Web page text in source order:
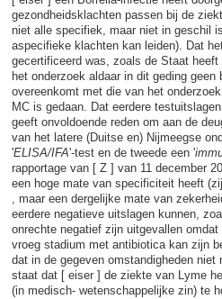
gezondheidsklachten passen bij de
niet alle specifiek, maar niet in geschil
aspecifieke klachten kan leiden). Dat
gecertificeerd was, zoals de Staat
het onderzoek aldaar in dit geding
overeenkomt met die van het
MC is gedaan. Dat eerdere
geeft onvoldoende reden om aan de
van het latere (Duitse en) Nijmeegse
'ELISA/IFA'-test en de tweede een '
rapportage van [ Z ] van 11 december
een hoge mate van specificiteit heeft
, maar een dergelijke mate van
eerdere negatieve uitslagen kunnen,
onrechte negatief zijn uitgevallen
vroeg stadium met antibiotica kan zijn
dat in de gegeven omstandigheden
staat dat [ eiser ] de ziekte van Lyme
(in medisch- wetenschappelijke zin) te